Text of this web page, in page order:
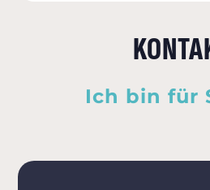
DEUTSCHER
Ich bin für